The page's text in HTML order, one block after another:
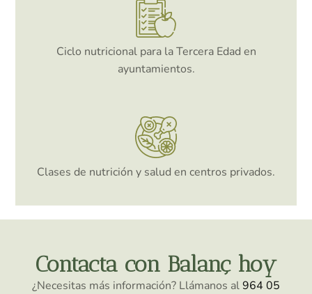
Ciclo nutricional para la Tercera Edad en
ayuntamientos.
Clases de nutrición y salud en centros privados.
Contacta con Balanç hoy
¿Necesitas más información? Llámanos al964 05